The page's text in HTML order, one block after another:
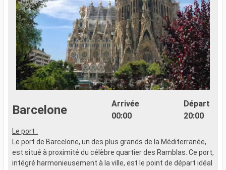
Barcelone
Arrivée
00:00
Départ
20:00
Le port :
Le port de Barcelone, un des plus grands de la Méditerranée,
est situé à proximité du célèbre quartier des Ramblas. Ce port,
intégré harmonieusement à la ville, est le point de départ idéal